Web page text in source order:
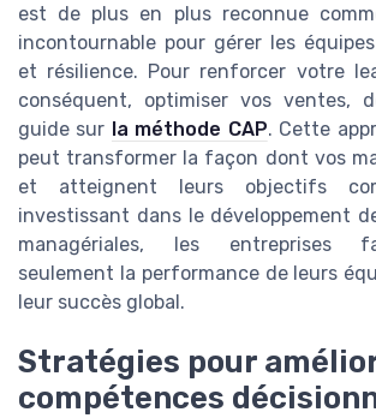
est de plus en plus reconnue
incontournable pour gérer les
et résilience. Pour renforcer votre
conséquent, optimiser vos ventes,
guide sur la méthode CAP. Cette
peut transformer la façon dont vos
et atteignent leurs objectifs
investissant dans le développement
managériales, les entreprises
seulement la performance de leurs
leur succès global.
Stratégies pour
compétences